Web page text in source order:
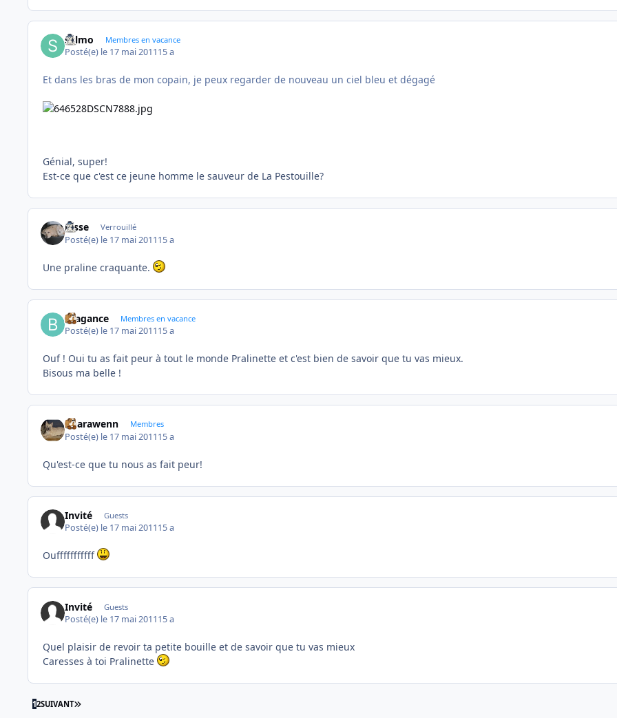
sylmo Membres en vacance
Posté(e) le 17 mai 201115 a
Et dans les bras de mon copain, je peux regarder de nouveau un ciel bleu et dégagé
Génial, super!
Est-ce que c'est ce jeune homme le sauveur de La Pestouille?
josse Verrouillé
Posté(e) le 17 mai 201115 a
Une praline craquante.
Bragance Membres en vacance
Posté(e) le 17 mai 201115 a
Ouf ! Oui tu as fait peur à tout le monde Pralinette et c'est bien de savoir que tu vas mieux.
Bisous ma belle !
unarawenn Membres
Posté(e) le 17 mai 201115 a
Qu'est-ce que tu nous as fait peur!
Invité Guests
Posté(e) le 17 mai 201115 a
Oufffffffffff
Invité Guests
Posté(e) le 17 mai 201115 a
Quel plaisir de revoir ta petite bouille et de savoir que tu vas mieux
Caresses à toi Pralinette
12SUIVANT DERNIÈRE PAGE